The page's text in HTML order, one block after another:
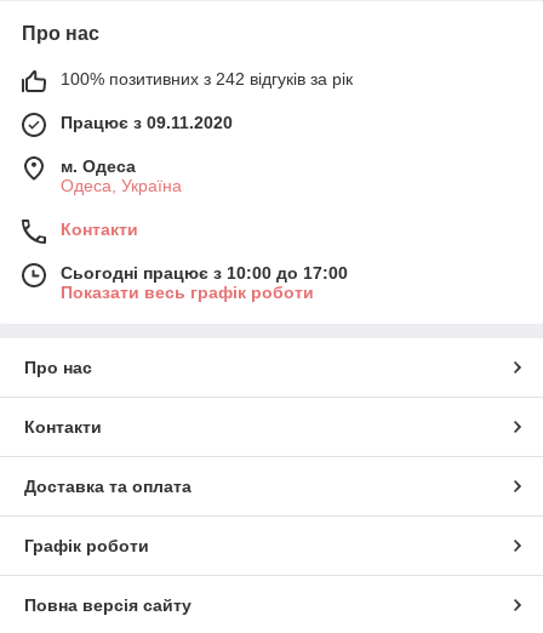
Про нас
100% позитивних з 242 відгуків за рік
Працює з 09.11.2020
м. Одеса
Одеса, Україна
Контакти
Сьогодні працює з 10:00 до 17:00
Показати весь графік роботи
Про нас
Контакти
Доставка та оплата
Графік роботи
Повна версія сайту